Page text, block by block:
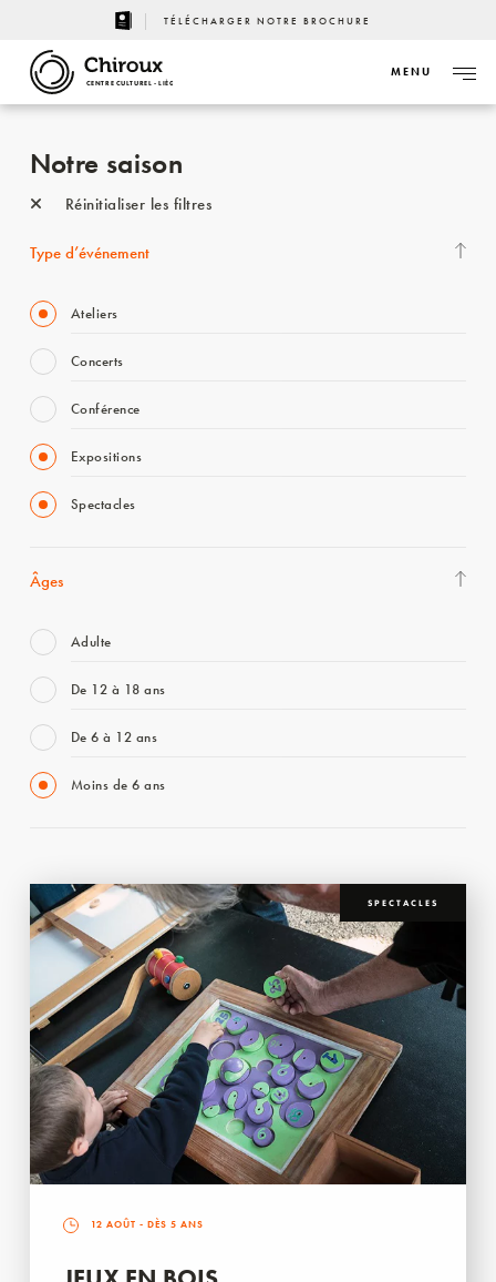
TÉLÉCHARGER NOTRE BROCHURE
CENTRE CULTUREL - LIÈGE
MENU
Notre saison
Réinitialiser les filtres
Type d’événement
Ateliers
Concerts
Conférence
Expositions
Spectacles
Âges
Adulte
De 12 à 18 ans
De 6 à 12 ans
Moins de 6 ans
SPECTACLES
12 AOÛT - DÈS 5 ANS